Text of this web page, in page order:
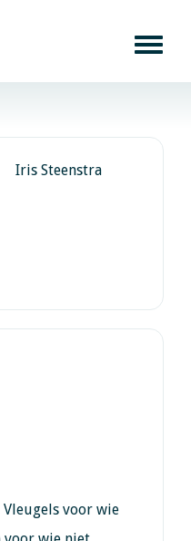
Iris Steenstra
voor wie